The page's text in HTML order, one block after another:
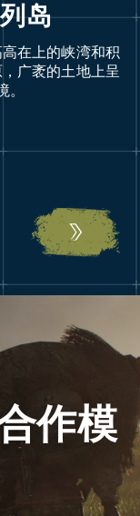
岛
在上的峡湾和积
广袤的土地上呈
。
作模